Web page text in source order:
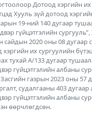
Дотоод хэргийн их
Хууль зүй дотоод
19-ний 140 дугаар
гүйцэтгэлийн
сайдын 2020 оны 08 дугаар
их сургуулийн
тухай А/133 дугаар
гүйцэтгэлийн албаны
газрын 2023 оны 57
судалгааны 403 дугаар
гүйцэтгэлийн албаны
өөрчлөгдсөн.